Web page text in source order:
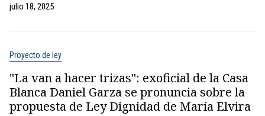
julio 18, 2025
Proyecto de ley
"La van a hacer trizas": exoficial de la Casa
Blanca Daniel Garza se pronuncia sobre la
propuesta de Ley Dignidad de María Elvira